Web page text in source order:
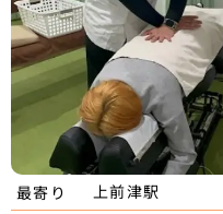
最寄り 上前津駅